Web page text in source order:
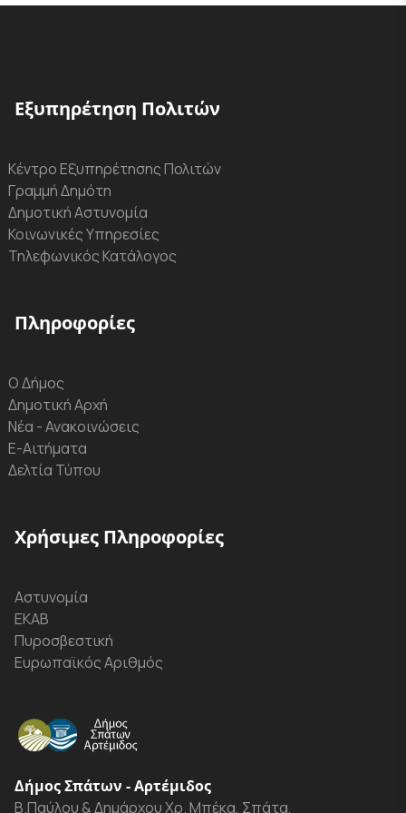
Εξυπηρέτηση Πολιτών
Κέντρο Εξυπηρέτησης Πολιτών
Γραμμή Δημότη
Δημοτική Αστυνομία
Κοινωνικές Υπηρεσίες
Τηλεφωνικός Κατάλογος
Πληροφορίες
Ο Δήμος
Δημοτική Αρχή
Νέα - Ανακοινώσεις
Ε-Αιτήματα
Δελτία Τύπου
Χρήσιμες Πληροφορίες
Αστυνομία
ΕΚΑΒ
Πυροσβεστική
Ευρωπαϊκός Αριθμός
Δήμος Σπάτων - Αρτέμιδος
Β.Παύλου & Δημάρχου Χρ. Μπέκα, Σπάτα,